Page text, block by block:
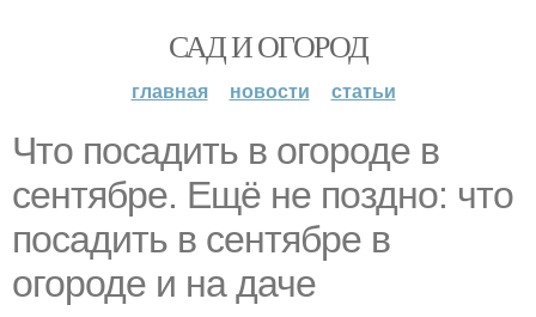
САД И ОГОРОД
главная новости статьи
Что посадить в огороде в
сентябре. Ещё не поздно: что
посадить в сентябре в
огороде и на даче